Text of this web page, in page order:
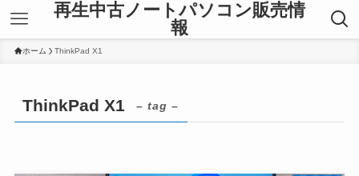
再生中古ノートパソコン販売情
報
ホーム ThinkPad X1
ThinkPad X1 – tag –